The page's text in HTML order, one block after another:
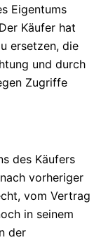
Eigentums
Käufer hat
ersetzen, die
und durch
Zugriffe
des Käufers
vorheriger
vom Vertrag
in seinem
der